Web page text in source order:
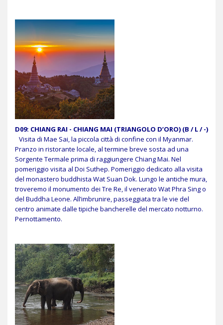
D09: CHIANG RAI - CHIANG MAI (TRIANGOLO D’ORO) (B / L / -)
Visita di Mae Sai, la piccola città di confine con il Myanmar.
Pranzo in ristorante locale, al termine breve sosta ad una
Sorgente Termale prima di raggiungere Chiang Mai. Nel
pomeriggio visita al Doi Suthep. Pomeriggio dedicato alla visita
del monastero buddhista Wat Suan Dok. Lungo le antiche mura,
troveremo il monumento dei Tre Re, il venerato Wat Phra Sing o
del Buddha Leone. All’imbrunire, passeggiata tra le vie del
centro animate dalle tipiche bancherelle del mercato notturno.
Pernottamento.